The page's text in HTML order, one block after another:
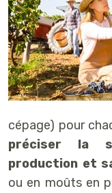
cépage) pour
préciser la
production et
ou en moûts en